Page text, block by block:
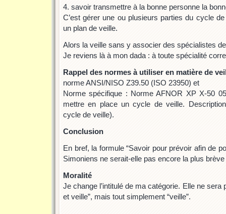
4. savoir transmettre à la bonne personne la
C’est gérer une ou plusieurs parties du cycle
un plan de veille.
Alors la veille sans y associer des spécialistes
Je reviens là à mon dada : à toute spécialité
Rappel des normes à utiliser en matière de
norme ANSI/NISO Z39.50 (ISO 23950) et
Norme spécifique : Norme AFNOR XP X-50
mettre en place un cycle de veille.
cycle de veille).
Conclusion
En bref, la formule “Savoir pour prévoir afin de
Simoniens ne serait-elle pas encore la plus
Moralité
Je change l’intitulé de ma catégorie. Elle ne sera
et veille”, mais tout simplement “veille”.